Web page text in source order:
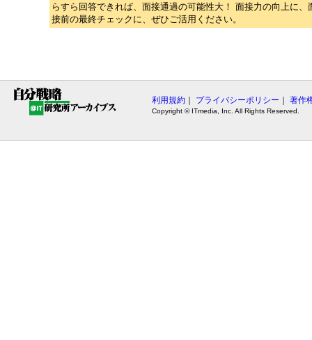
らすら回答できれば、面接通過の可能性大！ 面接力の向上に、
接前の最終チェックに、ぜひご活用ください。
利用規約 プライバシーポリシー 著作
Copyright © ITmedia, Inc. All Rights Reserved.